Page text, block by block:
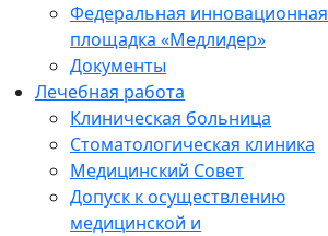
Федеральная инновационная
площадка «Медлидер»
Документы
Лечебная работа
Клиническая больница
Стоматологическая клиника
Медицинский Совет
Допуск к осуществлению
медицинской и